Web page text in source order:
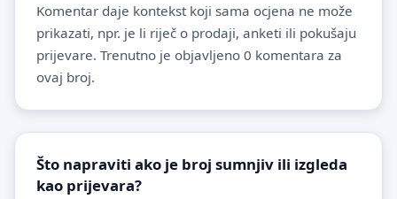
Komentar daje kontekst koji sama ocjena ne može
prikazati, npr. je li riječ o prodaji, anketi ili pokušaju
prijevare. Trenutno je objavljeno 0 komentara za
ovaj broj.
Što napraviti ako je broj sumnjiv ili izgleda
kao prijevara?